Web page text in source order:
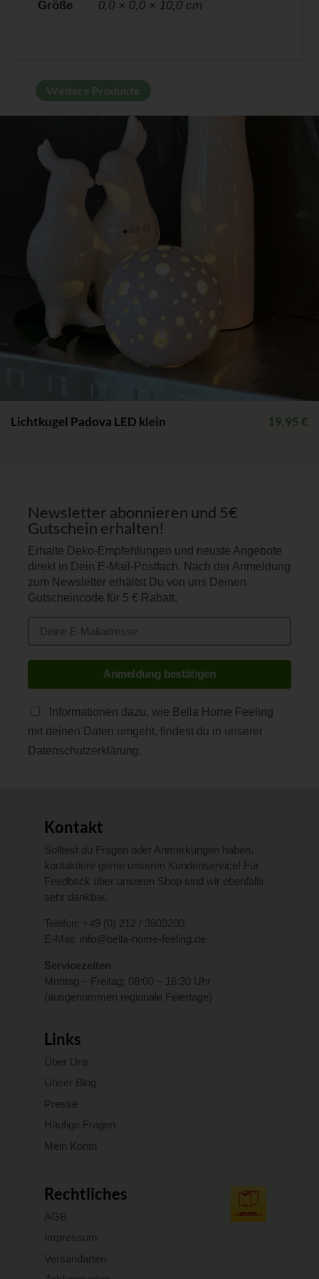
Größe 0,0 × 0,0 × 10,0 cm
Weitere Produkte
Lichtkugel Padova LED klein 19,95€
Newsletter abonnieren und 5€
Gutschein erhalten!
Erhalte Deko-Empfehlungen und neuste Angebote
direkt in Dein E-Mail-Postfach. Nach der Anmeldung
zum Newsletter erhältst Du von uns Deinen
Gutscheincode für 5 € Rabatt.
Informationen dazu, wie Bella Home Feeling
mit deinen Daten umgeht, findest du in unserer
Datenschutzerklärung.
Anmeldung bestätigen
Kontakt
Solltest du Fragen oder Anmerkungen haben,
kontaktiere gerne unseren Kundenservice! Für
Feedback über unseren Shop sind wir ebenfalls
sehr dankbar.
Telefon: +49 (0) 212 / 3803200
E-Mail: info@bella-home-feeling.de
Servicezeiten
Montag – Freitag: 08:00 – 16:30 Uhr
(ausgenommen regionale Feiertage)
Links
Über Uns
Unser Blog
Presse
Häufige Fragen
Mein Konto
Rechtliches
AGB
Impressum
Versandarten